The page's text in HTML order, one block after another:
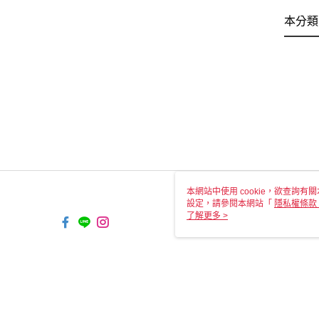
本分
本網站中使用 cookie，欲查詢有
設定，請參閱本網站「 隱私權條款
使用 cookie。
了解更多 >